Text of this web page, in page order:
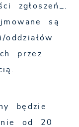
zgłoszeń_.
są
przez
będzie
od 20